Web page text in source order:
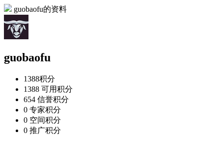
guobaofu的资料
guobaofu
1388积分
1388 可用积分
654 信誉积分
0 专家积分
0 空间积分
0 推广积分